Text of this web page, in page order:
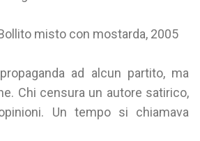
misto con mostarda, 2005
ad alcun partito, ma
Chi censura un autore satirico,
Un tempo si chiamava